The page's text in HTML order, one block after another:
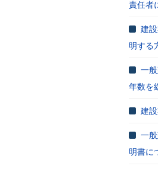
責任者
建
明する
一
年数を
建
一
明書に